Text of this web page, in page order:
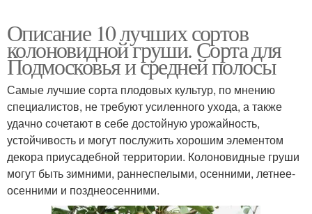
Описание 10 лучших сортов
колоновидной груши. Сорта для
Подмосковья и средней полосы
Самые лучшие сорта плодовых культур, по мнению
специалистов, не требуют усиленного ухода, а также
удачно сочетают в себе достойную урожайность,
устойчивость и могут послужить хорошим элементом
декора приусадебной территории. Колоновидные груши
могут быть зимними, раннеспелыми, осенними, летнее-
осенними и позднеосенними.